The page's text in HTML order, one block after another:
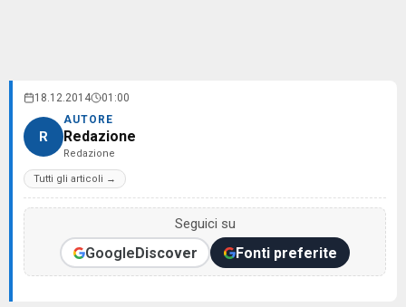
18.12.2014 01:00
R
AUTORE
Redazione
Redazione
Tutti gli articoli →
Seguici su
GoogleDiscover Fonti preferite